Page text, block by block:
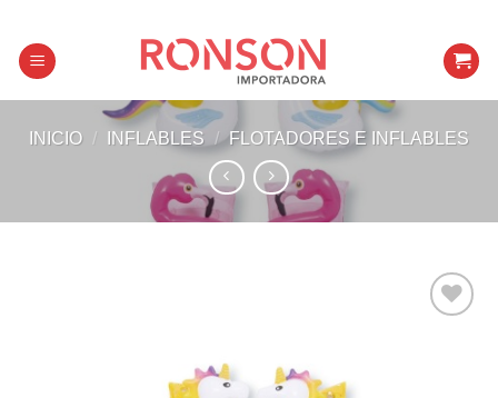
content
INICIO / INFLABLES / FLOTADORES E INFLABLES